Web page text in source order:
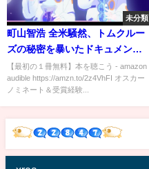
未分類
町山智浩 全米騒然、トムクルー
ズの秘密を暴いたドキュメンタ
リー映画 たまむすび
【最初の１冊無料】本を聴こう - amazon
audible https://amzn.to/2z4VhFI オスカー
ノミネート＆受賞経験...